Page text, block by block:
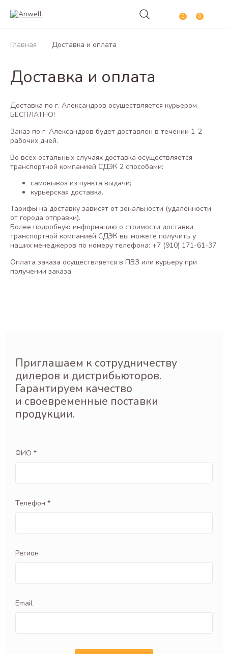
0 0
Главная Доставка и оплата
Доставка и оплата
Доставка по г. Александров осуществляется курьером
БЕСПЛАТНО!
Заказ по г. Александров будет доставлен в течении 1-2
рабочих дней.
Во всех остальных случаях доставка осуществляется
транспортной компанией СДЭК 2 способами:
самовывоз из пункта выдачи;
курьерская доставка.
Тарифы на доставку зависят от зональности (удаленности
от города отправки).
Более подробную информацию о стоимости доставки
транспортной компанией СДЭК вы можете получить у
наших менеджеров по номеру телефона: +7 (910) 171-61-37.
Оплата заказа осуществляется в ПВЗ или курьеру при
получении заказа.
Приглашаем к сотрудничеству
дилеров и дистрибьюторов.
Гарантируем качество
и своевременные поставки
продукции.
ФИО *
Телефон *
Регион
Email